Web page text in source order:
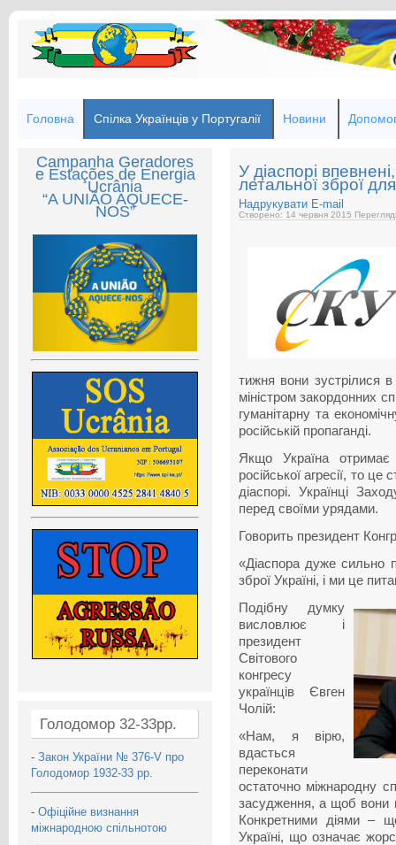
Головна Спілка Українців у Португалії Новини
Campanha Geradores
e Estações de Energia
Ucrânia
“A UNIÃO AQUECE-
NOS”
Голодомор 32-33рр.
- Закон України № 376-V про
Голодомор 1932-33 рр.
- Офіційне визнання
міжнародною спільнотою
У діаспорі
летальної зброї
Надрукувати E-mail
Створено: 14 червня 2015
тижня вони зустрілися
міністром закордонних
гуманітарну та
російській пропаганді.
Якщо Україна
російської агресії, то
діаспорі. Українці
перед своїми урядами.
Говорить президент
«Діаспора дуже сильно
зброї Україні, і ми це
Подібну думку
висловлює і
президент
Світового
конгресу
українців Євген
Чолій:
«Нам, я вірю,
вдасться
переконати
остаточно міжнародну
засудження, а щоб вони
Конкретними діями –
Україні, що означає